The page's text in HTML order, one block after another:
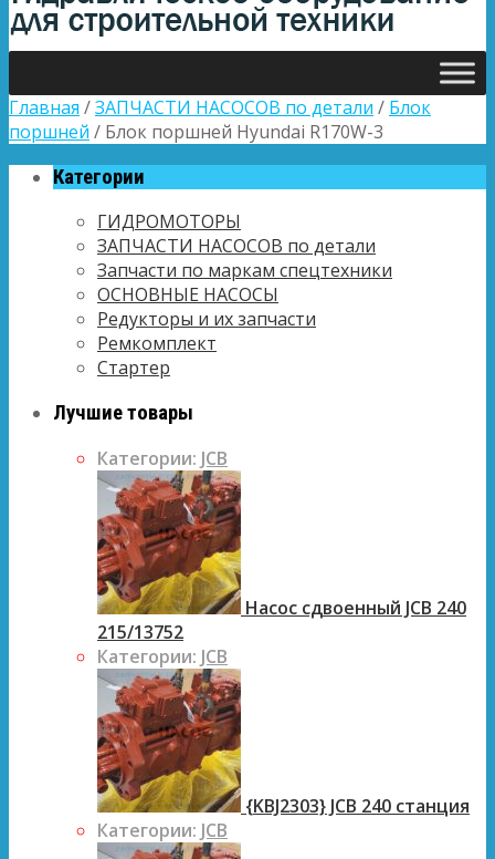
Главная /ЗАПЧАСТИ НАСОСОВ по детали / Блок
поршней / Блок поршней Hyundai R170W-3
Категории
ГИДРОМОТОРЫ
ЗАПЧАСТИ НАСОСОВ по детали
Запчасти по маркам спецтехники
ОСНОВНЫЕ НАСОСЫ
Редукторы и их запчасти
Ремкомплект
Стартер
Лучшие товары
Категории: JCB
Насос сдвоенный JCB 240
215/13752
Категории: JCB
{KBJ2303} JCB 240 станция
Категории: JCB